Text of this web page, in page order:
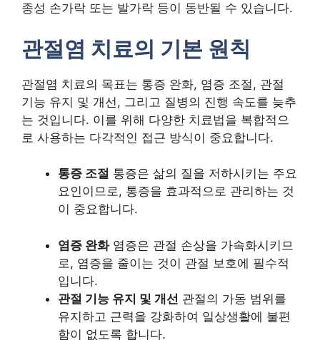
종성 손가락 또는 발가락 등이 동반될 수 있습니다.
관절염 치료의 기본 원칙
관절염 치료의 목표는 통증 완화, 염증 조절, 관절
기능 유지 및 개선, 그리고 질병의 진행 속도를 늦추
는 것입니다. 이를 위해 다양한 치료법을 복합적으
로 사용하는 다각적인 접근 방식이 중요합니다.
통증 조절 통증은 삶의 질을 저하시키는 주요
요인이므로, 통증을 효과적으로 관리하는 것
이 중요합니다.
염증 완화염증은 관절 손상을 가속화시키므
로, 염증을 줄이는 것이 관절 보호에 필수적
입니다.
관절 기능 유지 및 개선 관절의 가동 범위를
유지하고 근력을 강화하여 일상생활에 불편
함이 없도록 합니다.